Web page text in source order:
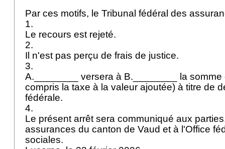
Par ces motifs, le Tribunal fédéral des
1.
Le recours est rejeté.
2.
Il n'est pas perçu de frais de justice.
3.
A.________ versera à B.________ la somme
compris la taxe à la valeur ajoutée) à titre de
fédérale.
4.
Le présent arrêt sera communiqué aux
assurances du canton de Vaud et à l'Office
sociales.